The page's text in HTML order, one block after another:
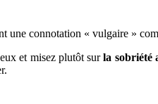
une connotation « vulgaire »
et misez plutôt surla sobriété